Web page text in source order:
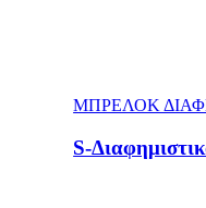
ΜΠΡΕΛΟΚ
S-